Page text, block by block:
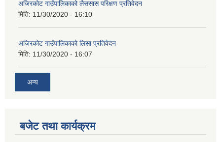
अजिरकोट गाउँपालिकाको लैससास परिक्षण प्रतिवेदन
मिति: 11/30/2020 - 16:10
अजिरकोट गाउँपालिकाको लिसा प्रतिवेदन
मिति: 11/30/2020 - 16:07
अन्य
बजेट तथा कार्यक्रम